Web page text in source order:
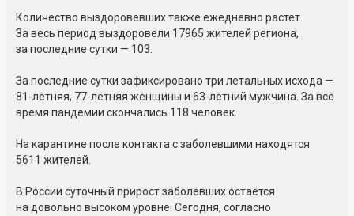
Количество выздоровевших также ежедневно растет.
За весь период выздоровели 17965 жителей региона,
за последние сутки — 103.
За последние сутки зафиксировано три летальных исхода —
81-летняя, 77-летняя женщины и 63-летний мужчина. За все
время пандемии скончались 118 человек.
На карантине после контакта с заболевшими находятся
5611 жителей.
В России суточный прирост заболевших остается
на довольно высоком уровне. Сегодня, согласно